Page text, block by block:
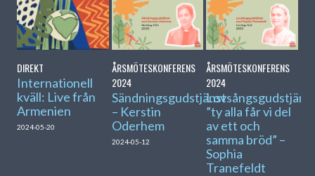
DIREKT
Internationell
kväll: Live från
Armenien
2024-05-20
ÅRSMÖTESKONFERENS
2024
Sändningsgudstjänst
– Kerstin
Oderhem
2024-05-12
ÅRSMÖTESKONFERENS
2024
”ty alla får vi del
av ett och
samma bröd” –
Sophia
Tranefeldt